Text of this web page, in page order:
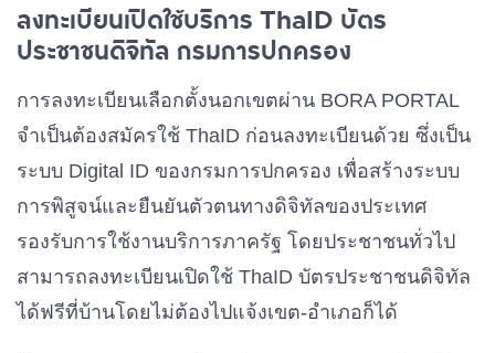
พรรคประชาภิวัฒน์
เบอร์ 41 พรรคไทยธรรม
เบอร์ 42 พรรคไทยศรีวิไลย์
เบอร์ 43 พรรคพลังสหกรณ์
ลงทะเบียนเปิดใช้บริการ ThaID บัตร
ประชาชนดิจิทัล กรมการปกครอง
การลงทะเบียนเลือกตั้งนอกเขตผ่าน BORA PORTAL
จำเป็นต้องสมัครใช้ ThaID ก่อนลงทะเบียนด้วย ซึ่งเป็น
ระบบ Digital ID ของกรมการปกครอง เพื่อสร้างระบบ
การพิสูจน์และยืนยันตัวตนทางดิจิทัลของประเทศ
รองรับการใช้งานบริการภาครัฐ โดยประชาชนทั่วไป
สามารถลงทะเบียนเปิดใช้ ThaID บัตรประชาชนดิจิทัล
ได้ฟรีที่บ้านโดยไม่ต้องไปแจ้งเขต-อำเภอก็ได้